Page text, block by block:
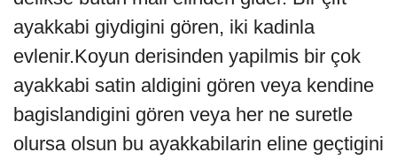
ayakkabi giydigini gören, iki kadinla
evlenir.Koyun derisinden yapilmis bir çok
ayakkabi satin aldigini gören veya kendine
bagislandigini gören veya her ne suretle
olursa olsun bu ayakkabilarin eline geçtigini